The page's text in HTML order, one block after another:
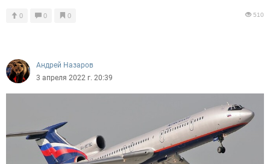
0 0 0 510
Андрей Назаров
3 апреля 2022 г. 20:39